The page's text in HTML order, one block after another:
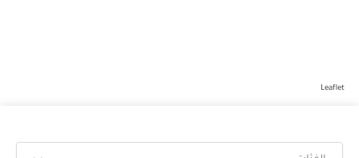
Leaflet